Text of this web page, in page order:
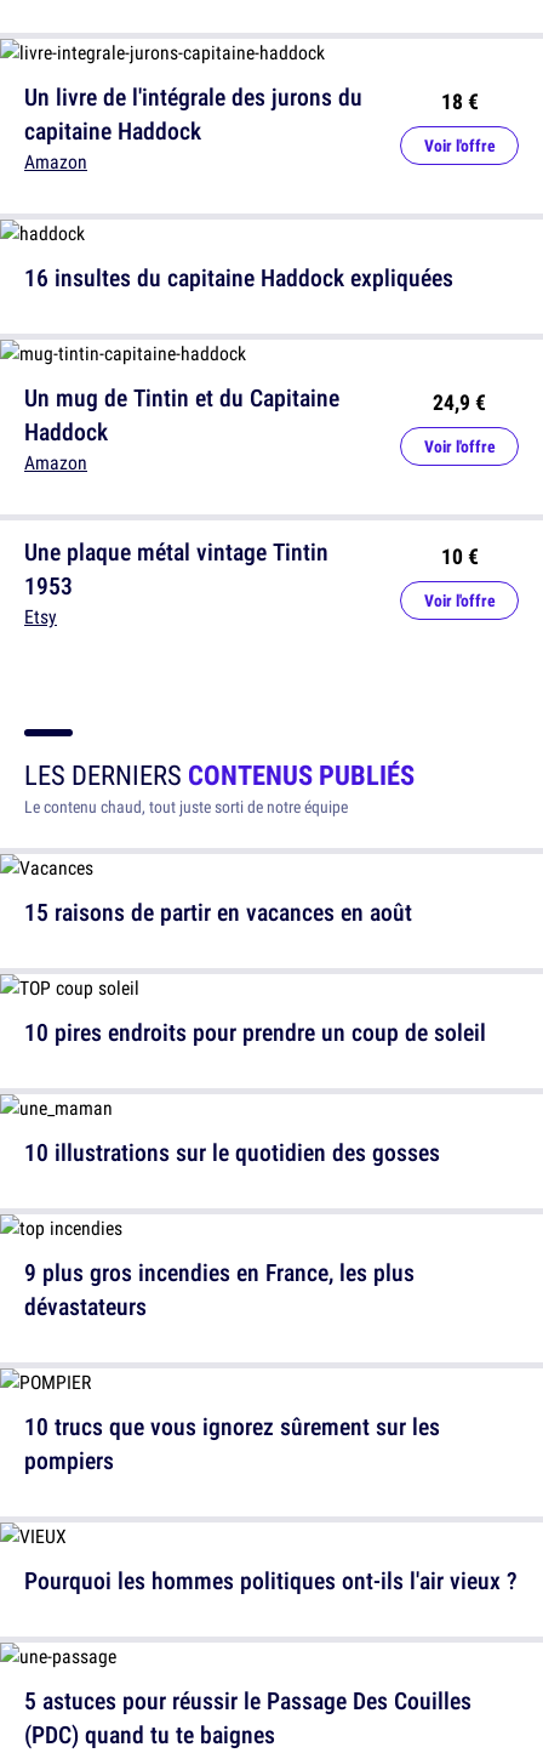
16 insultes du capitaine Haddock expliquées
Une plaque métal vintage Tintin
1953
Etsy
10 €
Voir l'offre
Un livre de l'intégrale des jurons du
capitaine Haddock
Amazon
18 €
Voir l'offre
Un mug de Tintin et du Capitaine
Haddock
Amazon
24,9 €
Voir l'offre
LES DERNIERS CONTENUS PUBLIÉS
Le contenu chaud, tout juste sorti de notre équipe
15 raisons de partir en vacances en août
10 illustrations sur le quotidien des gosses
10 trucs que vous ignorez sûrement sur les
pompiers
5 astuces pour réussir le Passage Des Couilles
(PDC) quand tu te baignes
10 pires endroits pour prendre un coup de soleil
9 plus gros incendies en France, les plus
dévastateurs
Pourquoi les hommes politiques ont-ils l'air vieux ?